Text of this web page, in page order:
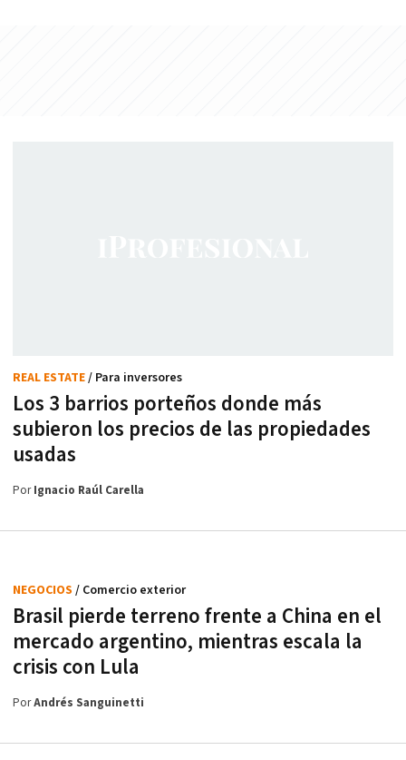
Los 3 barrios porteños donde más
subieron los precios de las propiedades
usadas
REAL ESTATE/ Para inversores
PorIgnacio Raúl Carella
Brasil pierde terreno frente a China en el
mercado argentino, mientras escala la
crisis con Lula
NEGOCIOS / Comercio exterior
PorAndrés Sanguinetti